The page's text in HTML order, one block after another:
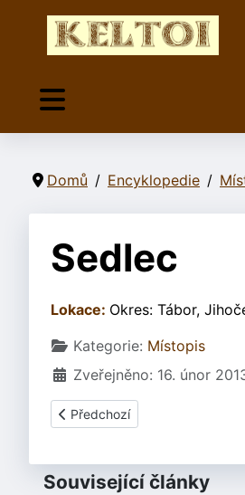
Domů Encyklopedie
Sedlec
Lokace: Okres: Tábor,
Základní údaje
Kategorie: Místopis
Zveřejněno: 16. únor
Předchozí článek: Sedlec
Předchozí
Související články